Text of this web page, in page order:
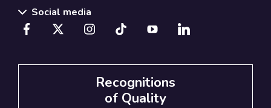
Social media
Recognitions
of Quality